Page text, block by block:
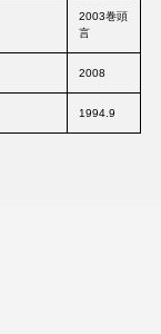
2003巻頭
言
2008
1994.9